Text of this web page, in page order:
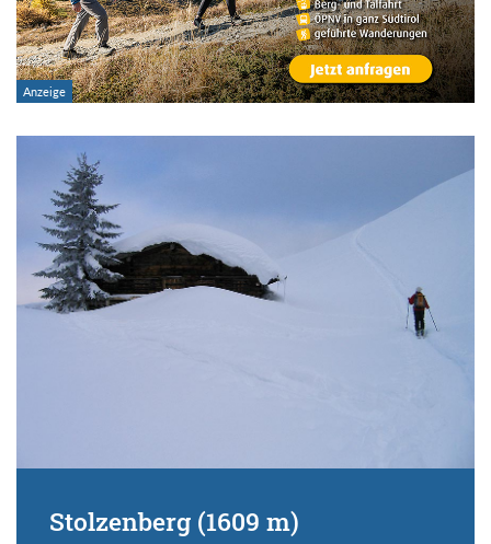
Art der Tour:
Schwierigkeitsgrad:
von
Kondition (Tourdauer):
von
bis
Suchbegriff:
Stolzenberg (1609 m)